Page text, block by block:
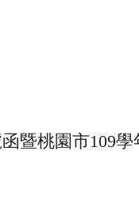
暨桃園市109